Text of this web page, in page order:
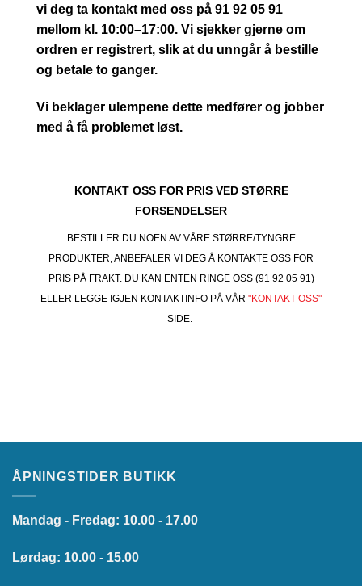
vi deg ta kontakt med oss på 91 92 05 91
mellom kl. 10:00–17:00. Vi sjekker gjerne om
ordren er registrert, slik at du unngår å bestille
og betale to ganger.
Vi beklager ulempene dette medfører og jobber
med å få problemet løst.
KONTAKT OSS FOR PRIS VED STØRRE
FORSENDELSER
BESTILLER DU NOEN AV VÅRE STØRRE/TYNGRE
PRODUKTER, ANBEFALER VI DEG Å KONTAKTE OSS FOR
PRIS PÅ FRAKT. DU KAN ENTEN RINGE OSS (91 92 05 91)
ELLER LEGGE IGJEN KONTAKTINFO PÅ VÅR "KONTAKT OSS"
SIDE.
ÅPNINGSTIDER BUTIKK
Mandag - Fredag: 10.00 - 17.00
Lørdag: 10.00 - 15.00